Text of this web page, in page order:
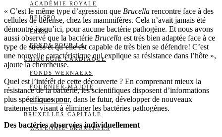
ACADÉMIE ROYALE
BELSPO
FNRS
FONDS POUR LA
CHIRURGIE CARDIAQUE
FONDS WERNAERS
FOURNIER-MAJOIE
RÉGION DE
BRUXELLES-CAPITALE
WALLONIE-BRUXELLES
« C’est le même type d’agression que Brucella rencontre face à des
cellules de défense, chez les mammifères. Cela n’avait jamais été
démontré jusqu’ici, pour aucune bactérie pathogène. Et nous avons
aussi observé que la bactérie Brucella est très bien adaptée face à ce
type de stress et qu’elle est capable de très bien se défendre! C’est
une nouvelle caractéristique qui explique sa résistance dans l’hôte »,
ajoute la chercheuse.
Quel est l’intérêt de cette découverte ? En comprenant mieux la
résistance de la bactérie, les scientifiques disposent d’informations
plus spécifiques pour, dans le futur, développer de nouveaux
traitements visant à éliminer les bactéries pathogènes.
Des bactéries observées individuellement